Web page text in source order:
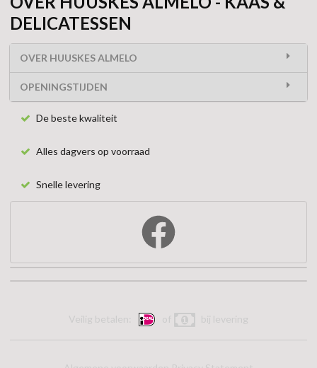
DELICATESSEN
OVER HUUSKES ALMELO
OPENINGSTIJDEN
De beste kwaliteit
Alles dagvers op voorraad
Snelle levering
Veilig betalen: of bij levering